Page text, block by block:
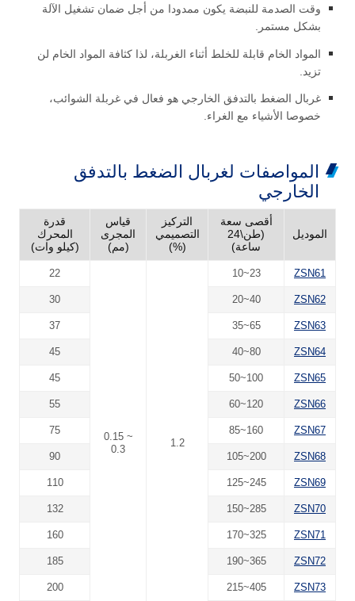
وقت الصدمة للنبضة يكون ممدودا من أجل ضمان تشغيل الآلة
بشكل مستمر.
المواد الخام قابلة للخلط أثناء الغربلة، لذا كثافة المواد الخام لن
تزيد.
غربال الضغط بالتدفق الخارجي هو فعال في غربلة الشوائب،
خصوصا الأشياء مع الغراء.
المواصفات لغربال الضغط بالتدفق
الخارجي
الموديل
أقصى سعة
(طن\24
ساعة)
التركيز
التصميمي
(%)
قياس
المجرى
(مم)
قدرة
المحرك
(كيلو وات)
ZSN61
10~23
1.2
0.15 ~
0.3
22
ZSN62
20~40
30
ZSN63
35~65
37
ZSN64
40~80
45
ZSN65
50~100
45
ZSN66
60~120
55
ZSN67
85~160
75
ZSN68
105~200
90
ZSN69
125~245
110
ZSN70
150~285
132
ZSN71
170~325
160
ZSN72
190~365
185
ZSN73
215~405
200